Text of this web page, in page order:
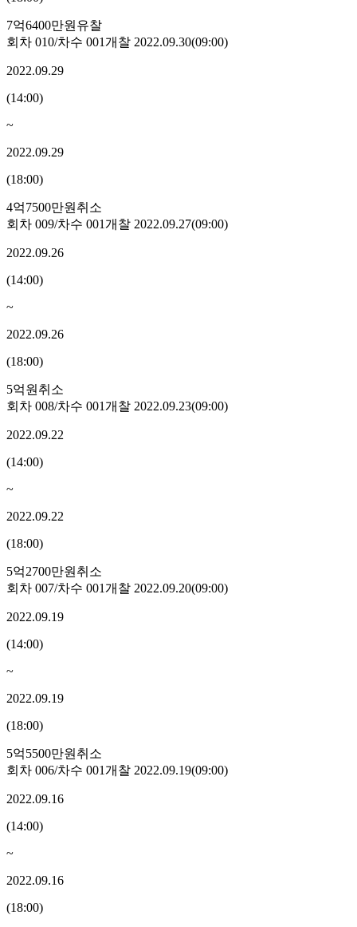
7억6400만원 유찰
회차 010/차수 001개찰 2022.09.30(09:00)
2022.09.29
(14:00)
~
2022.09.29
(18:00)
4억7500만원 취소
회차 009/차수 001개찰 2022.09.27(09:00)
2022.09.26
(14:00)
~
2022.09.26
(18:00)
5억원 취소
회차 008/차수 001개찰 2022.09.23(09:00)
2022.09.22
(14:00)
~
2022.09.22
(18:00)
5억2700만원 취소
회차 007/차수 001개찰 2022.09.20(09:00)
2022.09.19
(14:00)
~
2022.09.19
(18:00)
5억5500만원 취소
회차 006/차수 001개찰 2022.09.19(09:00)
2022.09.16
(14:00)
~
2022.09.16
(18:00)